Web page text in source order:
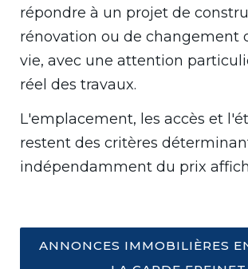
répondre à un projet de
rénovation ou de changement
vie, avec une attention
réel des travaux.
L'emplacement, les accès et
restent des critères
indépendamment du prix
ANNONCES IMMOBILIÈRES